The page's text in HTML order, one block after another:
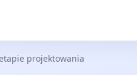
projektowania